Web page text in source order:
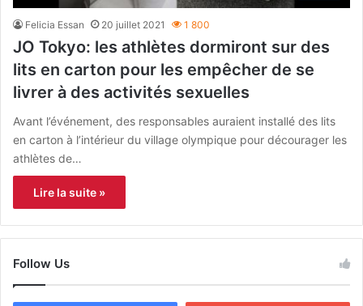
Felicia Essan 20 juillet 2021 1 800
JO Tokyo: les athlètes dormiront sur des
lits en carton pour les empêcher de se
livrer à des activités sexuelles
Avant l’événement, des responsables auraient installé des lits
en carton à l’intérieur du village olympique pour décourager les
athlètes de…
Lire la suite »
Follow Us